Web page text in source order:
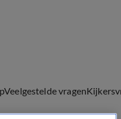
Veelgestelde vragen